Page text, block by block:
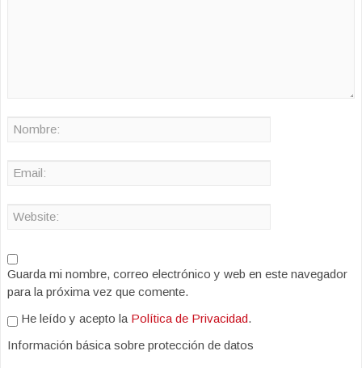
Guarda mi nombre, correo electrónico y web en este navegador
para la próxima vez que comente.
He leído y acepto la Política de Privacidad.
Información básica sobre protección de datos